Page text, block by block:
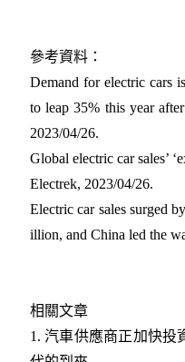
參考資料：
Demand for electric cars
to leap 35% this year
2023/04/26.
Global electric car sales’
Electrek, 2023/04/26.
Electric car sales surged
illion, and China led the
相關文章
1. 汽車供應商正加快投